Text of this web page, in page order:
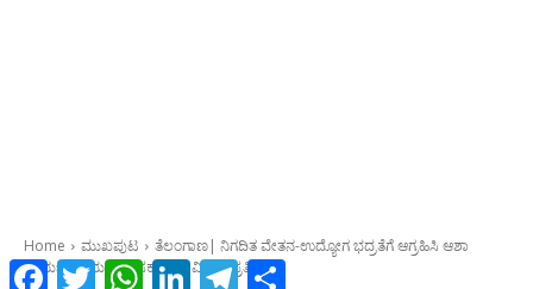
Facebook
TwitterWhatsApp
LinkedInTelegram